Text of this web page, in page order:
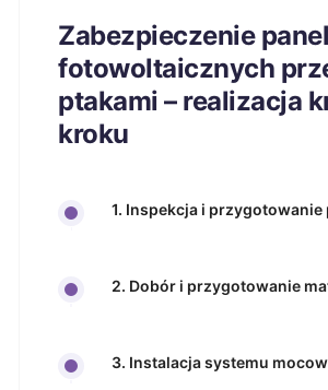
Zabezpieczenie
fotowoltaicznych
ptakami – realizacja
kroku
1. Inspekcja i
2. Dobór i przygotowanie
3. Instalacja systemu